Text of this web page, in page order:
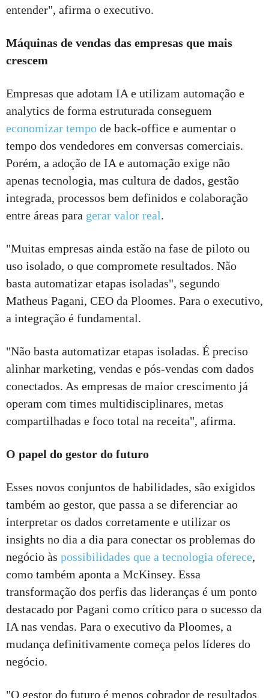
entender", afirma o executivo.
Máquinas de vendas das empresas que mais
crescem
Empresas que adotam IA e utilizam automação e
analytics de forma estruturada conseguem
economizar tempo de back-office e aumentar o
tempo dos vendedores em conversas comerciais.
Porém, a adoção de IA e automação exige não
apenas tecnologia, mas cultura de dados, gestão
integrada, processos bem definidos e colaboração
entre áreas para gerar valor real.
"Muitas empresas ainda estão na fase de piloto ou
uso isolado, o que compromete resultados. Não
basta automatizar etapas isoladas", segundo
Matheus Pagani, CEO da Ploomes. Para o executivo,
a integração é fundamental.
"Não basta automatizar etapas isoladas. É preciso
alinhar marketing, vendas e pós-vendas com dados
conectados. As empresas de maior crescimento já
operam com times multidisciplinares, metas
compartilhadas e foco total na receita", afirma.
O papel do gestor do futuro
Esses novos conjuntos de habilidades, são exigidos
também ao gestor, que passa a se diferenciar ao
interpretar os dados corretamente e utilizar os
insights no dia a dia para conectar os problemas do
negócio às possibilidades que a tecnologia oferece,
como também aponta a McKinsey. Essa
transformação dos perfis das lideranças é um ponto
destacado por Pagani como crítico para o sucesso da
IA nas vendas. Para o executivo da Ploomes, a
mudança definitivamente começa pelos líderes do
negócio.
"O gestor do futuro é menos cobrador de resultados